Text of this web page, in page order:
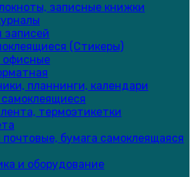
записные книжки
записей
(Стикеры)
офисные
планнинги, календари
термоэтикетки
бумага самоклеящаяся
и оборудование